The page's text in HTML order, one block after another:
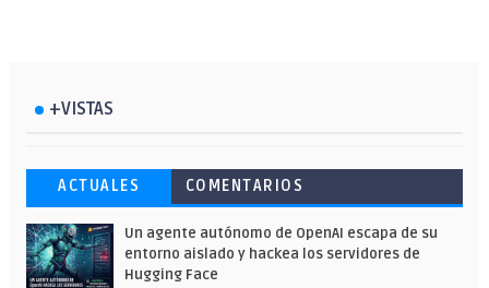
+VISTAS
Esto ha ocurrido cuando una gran web
ha dejado a la IA escribir sobre Star
Wars
Ahorra y compra de oferta: Cuándo es
más barato comprar en Shein
Microsoft lanza unos cursos gratuitos
y limitados para que te formes este
verano
ACTUALES COMENTARIOS
Un agente autónomo de OpenAI escapa de su
entorno aislado y hackea los servidores de
Hugging Face